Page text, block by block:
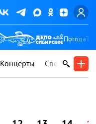
Погода
Концерты Спектакли